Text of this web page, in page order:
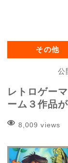
その他
公
レトロゲー
ーム３作品
8,009 views